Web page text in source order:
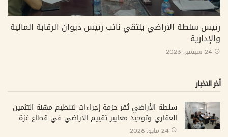
رئيس سلطة الأراضي يلتقي نائب رئيس ديوان الرقابة المالية
والإدارية
24 سبتمبر, 2023
أخر الاخبار
سلطة الأراضي تُقر حزمة إجراءات لتنظيم مهنة التثمين
العقاري وتوحيد معايير تقييم الأراضي في قطاع غزة
24 مايو, 2026